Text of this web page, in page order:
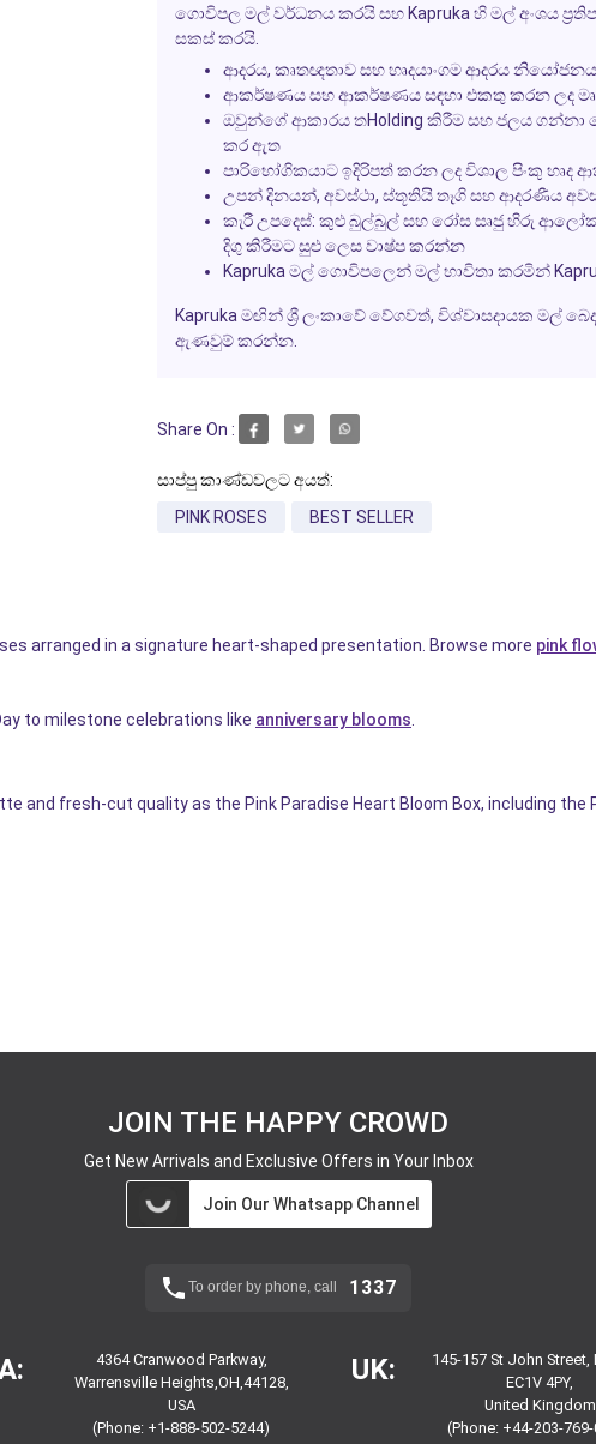
ගොවිපල මල් වර්ධනය කරයි සහ Kapruka හි මල් අංශය
සකස් කරයි.
ආදරය, කෘතඥතාව සහ හෘදයාංගම ආදරය
ආකර්ෂණය සහ ආකර්ෂණය සඳහා එකතු කරන ලද
ඔවුන්ගේ ආකාරය තHolding කිරීම සහ ජලය
කර ඇත
පාරිභෝගිකයාට ඉදිරිපත් කරන ලද විශාල පිංකු
උපන් දිනයන්, අවස්ථා, ස්තූතියි තෑගි සහ ආදරණීය
කැරී උපදෙස්: කුළු බුල්බුල් සහ රෝස සෘජු හිරු
දිගු කිරීමට සුළු ලෙස වාෂ්ප කරන්න
Kapruka මල් ගොවිපලෙන් මල් භාවිතා කරමින්
Kapruka මඟින් ශ්‍රී ලංකාවේ වේගවත්, විශ්වාසදායක මල්
ඇණවුම් කරන්න.
Share On :
සාප්පු කාණ්ඩවලට අයත්:
PINK ROSES
BEST SELLER
arranged in a signature heart-shaped presentation. Browse more pink
to milestone celebrations like anniversary blooms
and fresh-cut quality as the Pink Paradise Heart Bloom Box, including the
JOIN THE HAPPY CROWD
Get New Arrivals and Exclusive Offers in Your Inbox
Join Our Whatsapp Channel
To order by phone, call 1337
4364 Cranwood Parkway,
Warrensville Heights,OH,44128,
USA
(Phone: +1-888-502-5244)
UK:
145-157 St John Street,
EC1V 4PY,
United Kingdom
(Phone: +44-203-